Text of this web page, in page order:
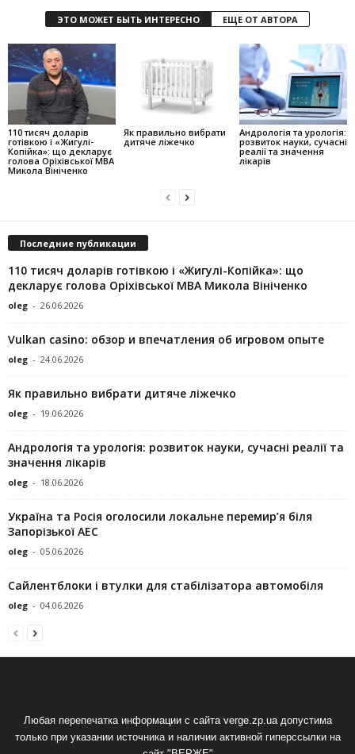
ЭТО МОЖЕТ БЫТЬ ИНТЕРЕСНО ЕЩЕ ОТ АВТОРА
110 тисяч доларів
готівкою і «Жигулі-
Копійка»: що декларує
голова Оріхівської МВА
Микола Вініченко
Як правильно вибрати
дитяче ліжечко
Андрологія та урологія:
розвиток науки, сучасні
реалії та значення
лікарів
Последние публикации
110 тисяч доларів готівкою і «Жигулі-Копійка»: що
декларує голова Оріхівської МВА Микола Вініченко
oleg - 26.06.2026
Vulkan casino: обзор и впечатления об игровом опыте
oleg - 24.06.2026
Як правильно вибрати дитяче ліжечко
oleg - 19.06.2026
Андрологія та урологія: розвиток науки, сучасні реалії та
значення лікарів
oleg - 18.06.2026
Україна та Росія оголосили локальне перемир’я біля
Запорізької АЕС
oleg - 05.06.2026
Сайлентблоки і втулки для стабілізатора автомобіля
oleg - 04.06.2026
Любая перепечатка информации с сайта verge.zp.ua допустима
только при указании источника и наличии активной гиперссылки на